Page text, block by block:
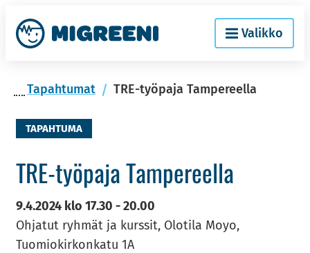
ry
si­
töön
Etusi­
vu
Valikko
Ta­pah­tu­mat TRE-työpaja Tampereella
TAPAHTUMA
TRE-​työpaja Tam­pe­reel­la
9.4.2024 klo 17.30 -20.00
Ohjatut ryhmät ja kurssit, Olotila Moyo,
Tuomiokirkonkatu 1A